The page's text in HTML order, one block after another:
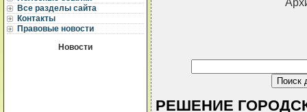
Все разделы сайта
Контакты
Правовые новости
Новости
РЕШЕНИЕ